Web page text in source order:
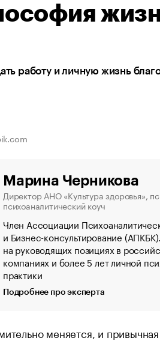
работу и личную жизнь
Марина Черникова
Директор АНО «Культура здоровья»,
психоаналитический коуч
Член Ассоциации
и Бизнес-консультирование
на руководящих позициях в
компаниях и более 5 лет личной
практики
Подробнее про эксперта
меняется, и